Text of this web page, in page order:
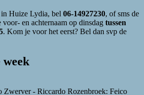
Huize Lydia, bel 06-14927230, of sms de
voor- en achternaam op dinsdag tussen
. Kom je voor het eerst? Bel dan svp de
week
Zwerver - Riccardo Rozenbroek: Feico